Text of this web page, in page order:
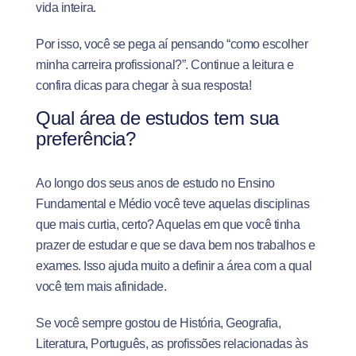
vida inteira.
Por isso, você se pega aí pensando “como escolher
minha carreira profissional?”. Continue a leitura e
confira dicas para chegar à sua resposta!
Qual área de estudos tem sua
preferência?
Ao longo dos seus anos de estudo no Ensino
Fundamental e Médio você teve aquelas disciplinas
que mais curtia, certo? Aquelas em que você tinha
prazer de estudar e que se dava bem nos trabalhos e
exames. Isso ajuda muito a definir a área com a qual
você tem mais afinidade.
Se você sempre gostou de História, Geografia,
Literatura, Português, as profissões relacionadas às